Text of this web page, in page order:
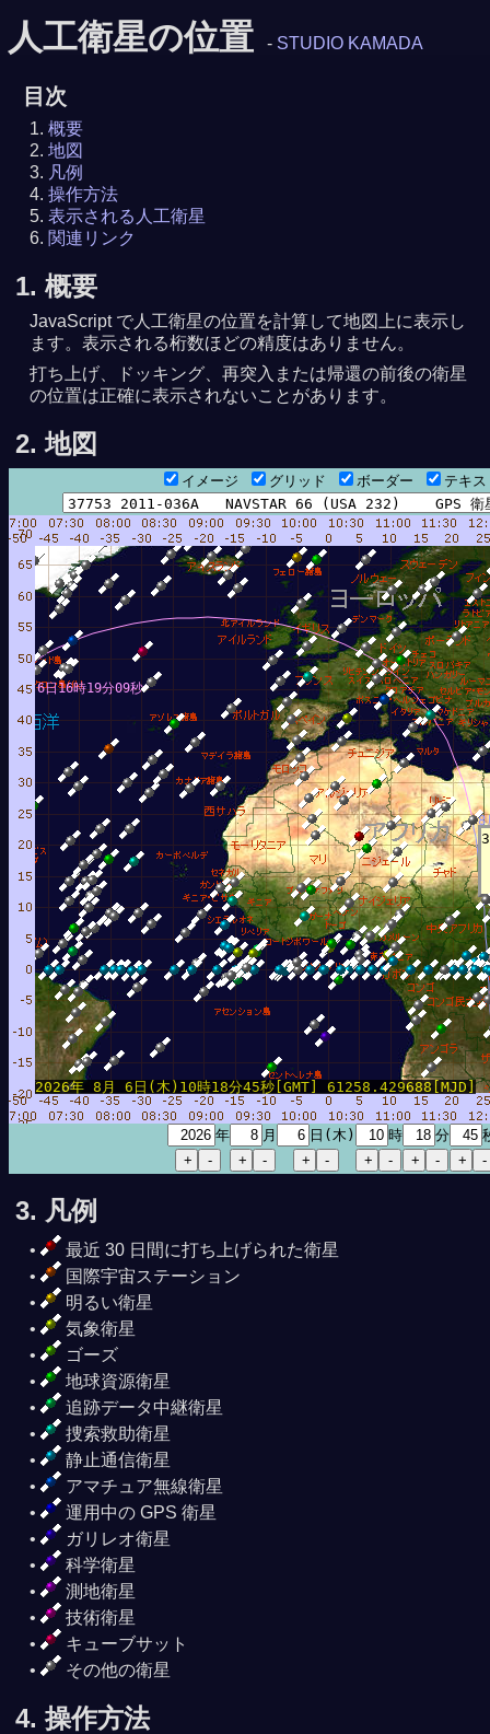
人工衛星の位置 - STUDIO KAMADA
目次
概要
地図
凡例
操作方法
表示される人工衛星
関連リンク
1. 概要
JavaScript で人工衛星の位置を計算して地図上に表示し
ます。表示される桁数ほどの精度はありません。
打ち上げ、ドッキング、再突入または帰還の前後の衛星
の位置は正確に表示されないことがあります。
2. 地図
イメージ グリッド ボーダー テキ
8月 6日16時19分09秒
8
2026年 8月 6日(木)10時18分45秒[GMT] 61258.429688[MJD]
年 月 日(木) 時 分
3. 凡例
最近 30 日間に打ち上げられた衛星
国際宇宙ステーション
明るい衛星
気象衛星
ゴーズ
地球資源衛星
追跡データ中継衛星
捜索救助衛星
静止通信衛星
アマチュア無線衛星
運用中の GPS 衛星
ガリレオ衛星
科学衛星
測地衛星
技術衛星
キューブサット
その他の衛星
4. 操作方法